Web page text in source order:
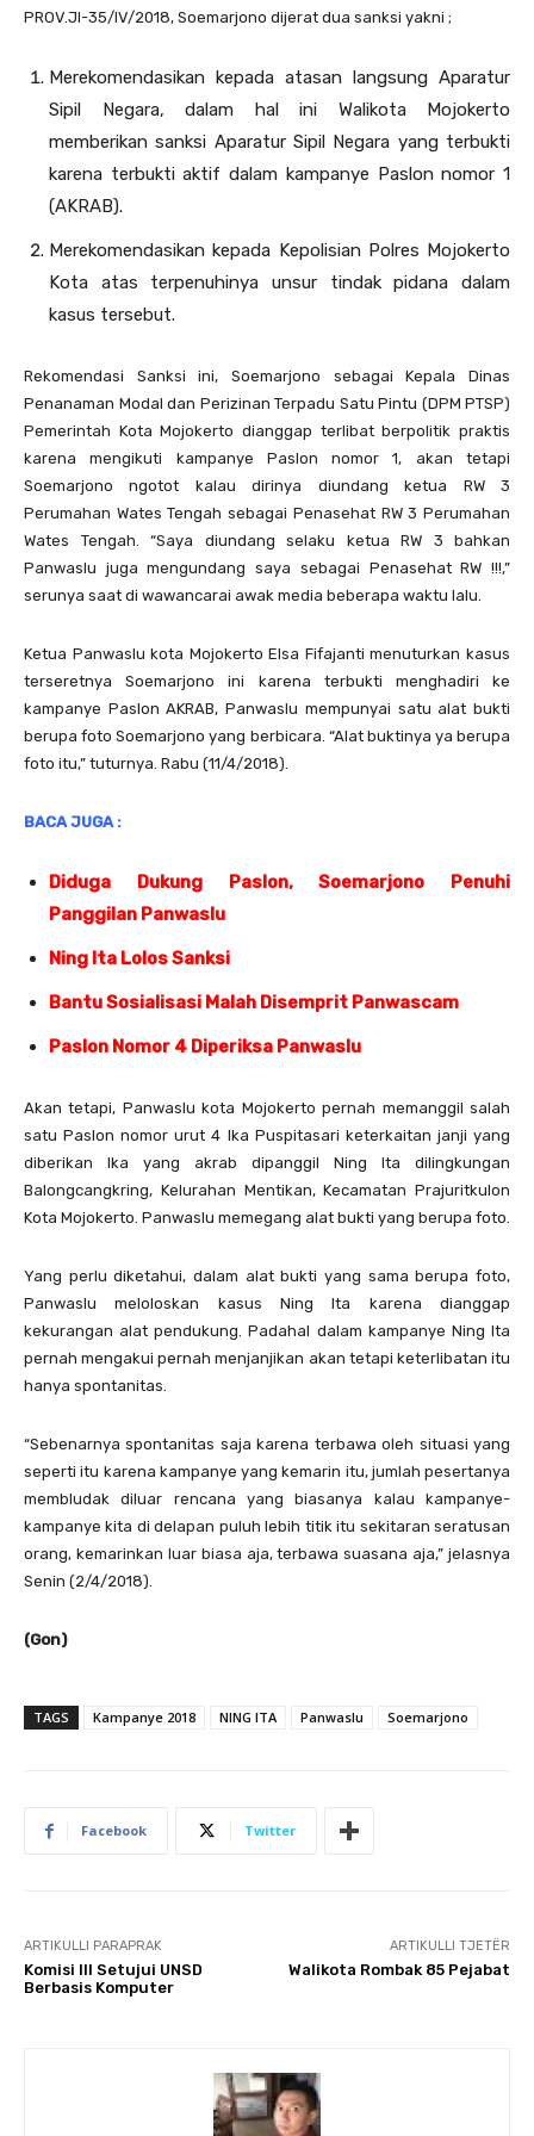
PROV.JI-35/IV/2018, Soemarjono dijerat dua sanksi yakni ;
Merekomendasikan kepada atasan langsung Aparatur
Sipil Negara, dalam hal ini Walikota Mojokerto
memberikan sanksi Aparatur Sipil Negara yang terbukti
karena terbukti aktif dalam kampanye Paslon nomor 1
(AKRAB).
Merekomendasikan kepada Kepolisian Polres Mojokerto
Kota atas terpenuhinya unsur tindak pidana dalam
kasus tersebut.
Rekomendasi Sanksi ini, Soemarjono sebagai Kepala Dinas
Penanaman Modal dan Perizinan Terpadu Satu Pintu (DPM PTSP)
Pemerintah Kota Mojokerto dianggap terlibat berpolitik praktis
karena mengikuti kampanye Paslon nomor 1, akan tetapi
Soemarjono ngotot kalau dirinya diundang ketua RW 3
Perumahan Wates Tengah sebagai Penasehat RW 3 Perumahan
Wates Tengah. “Saya diundang selaku ketua RW 3 bahkan
Panwaslu juga mengundang saya sebagai Penasehat RW !!!,”
serunya saat di wawancarai awak media beberapa waktu lalu.
Ketua Panwaslu kota Mojokerto Elsa Fifajanti menuturkan kasus
terseretnya Soemarjono ini karena terbukti menghadiri ke
kampanye Paslon AKRAB, Panwaslu mempunyai satu alat bukti
berupa foto Soemarjono yang berbicara. “Alat buktinya ya berupa
foto itu,” tuturnya. Rabu (11/4/2018).
BACA JUGA :
Diduga Dukung Paslon, Soemarjono Penuhi
Panggilan Panwaslu
Ning Ita Lolos Sanksi
Bantu Sosialisasi Malah Disemprit Panwascam
Paslon Nomor 4 Diperiksa Panwaslu
Akan tetapi, Panwaslu kota Mojokerto pernah memanggil salah
satu Paslon nomor urut 4 Ika Puspitasari keterkaitan janji yang
diberikan Ika yang akrab dipanggil Ning Ita dilingkungan
Balongcangkring, Kelurahan Mentikan, Kecamatan Prajuritkulon
Kota Mojokerto. Panwaslu memegang alat bukti yang berupa foto.
Yang perlu diketahui, dalam alat bukti yang sama berupa foto,
Panwaslu meloloskan kasus Ning Ita karena dianggap
kekurangan alat pendukung. Padahal dalam kampanye Ning Ita
pernah mengakui pernah menjanjikan akan tetapi keterlibatan itu
hanya spontanitas.
“Sebenarnya spontanitas saja karena terbawa oleh situasi yang
seperti itu karena kampanye yang kemarin itu, jumlah pesertanya
membludak diluar rencana yang biasanya kalau kampanye-
kampanye kita di delapan puluh lebih titik itu sekitaran seratusan
orang, kemarinkan luar biasa aja, terbawa suasana aja,” jelasnya
Senin (2/4/2018).
(Gon)
TAGS Kampanye 2018 NING ITA Panwaslu Soemarjono
Facebook Twitter
ARTIKULLI PARAPRAK
Komisi III Setujui UNSD
Berbasis Komputer
ARTIKULLI TJETËR
Walikota Rombak 85 Pejabat